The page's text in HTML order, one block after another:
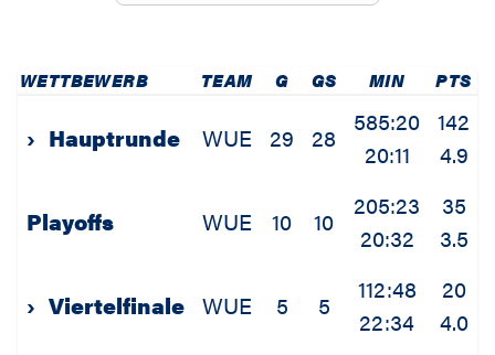
WETTBEWERB TEAM G GS MIN PTS
› Hauptrunde WUE 29 28
585:20
20:11
142
4.9
Playoffs WUE 10 10
205:23
20:32
35
3.5
› Viertelfinale WUE 5 5
112:48
22:34
20
4.0